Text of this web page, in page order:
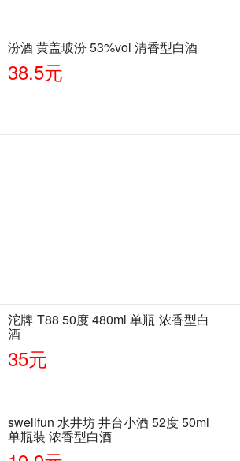
汾酒 黄盖玻汾 53%vol 清香型白酒
38.5元
沱牌 T88 50度 480ml 单瓶 浓香型白
酒
35元
swellfun 水井坊 井台小酒 52度 50ml
单瓶装 浓香型白酒